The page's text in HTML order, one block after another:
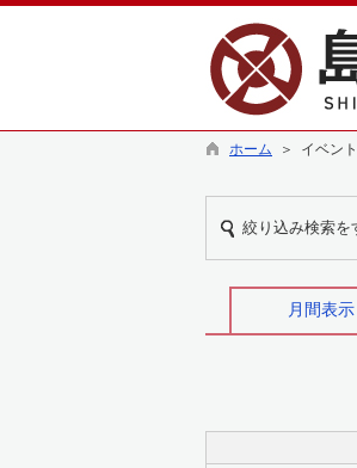
ホーム ＞ イベン
絞り込み検索を
月間表示